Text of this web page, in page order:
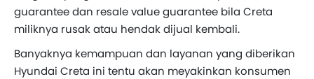
guarantee dan resale value guarantee bila Creta
miliknya rusak atau hendak dijual kembali.
Banyaknya kemampuan dan layanan yang diberikan
Hyundai Creta ini tentu akan meyakinkan konsumen